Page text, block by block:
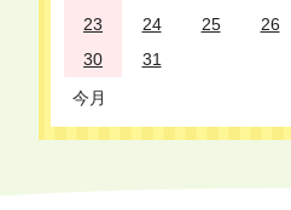
23
24 25 26
30
31
今月